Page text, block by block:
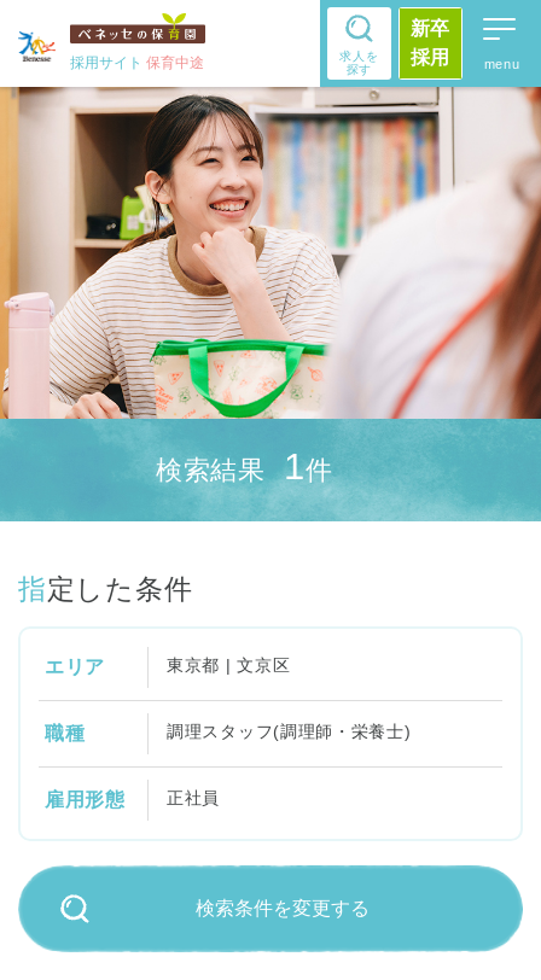
採用サイト 保育中途
求人を
探す
新卒
採用
検索結果 1件
指定した条件
エリア 東京都 | 文京区
職種 調理スタッフ(調理師・栄養士)
雇用形態 正社員
検索条件を変更する